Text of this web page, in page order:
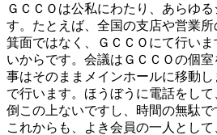
ＧＣＣＯは公私にわたり、あらゆ
す。たとえば、全国の支店や営業
箕面ではなく、ＧＣＣＯにて行い
いからです。会議はＧＣＣＯの個
事はそのままメインホールに移動
で行います。ほうぼうに電話をし
倒この上ないですし、時間の無駄で
これからも、よき会員の一人とし